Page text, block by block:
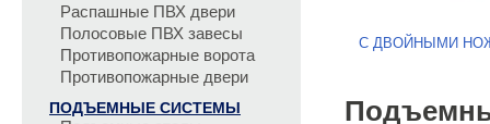
Распашные ПВХ двери
Полосовые ПВХ завесы
Противопожарные ворота
Противопожарные двери
ПОДЪЕМНЫЕ СИСТЕМЫ
С ДВОЙНЫМИ